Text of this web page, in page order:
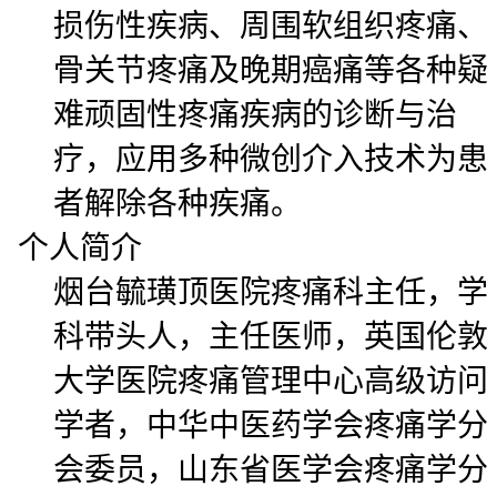
损伤性疾病、周围软组织疼痛、
骨关节疼痛及晚期癌痛等各种疑
难顽固性疼痛疾病的诊断与治
疗，应用多种微创介入技术为患
者解除各种疾痛。
个人简介
烟台毓璜顶医院疼痛科主任，学
科带头人，主任医师，英国伦敦
大学医院疼痛管理中心高级访问
学者，中华中医药学会疼痛学分
会委员，山东省医学会疼痛学分